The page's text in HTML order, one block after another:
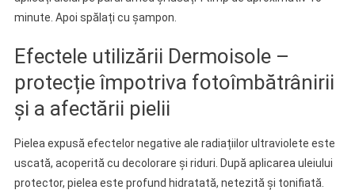
minute. Apoi spălați cu șampon.
Efectele utilizării Dermoisole –
protecție împotriva fotoîmbătrânirii
și a afectării pielii
Pielea expusă efectelor negative ale radiațiilor ultraviolete este
uscată, acoperită cu decolorare și riduri. După aplicarea uleiului
protector, pielea este profund hidratată, netezită și tonifiată.